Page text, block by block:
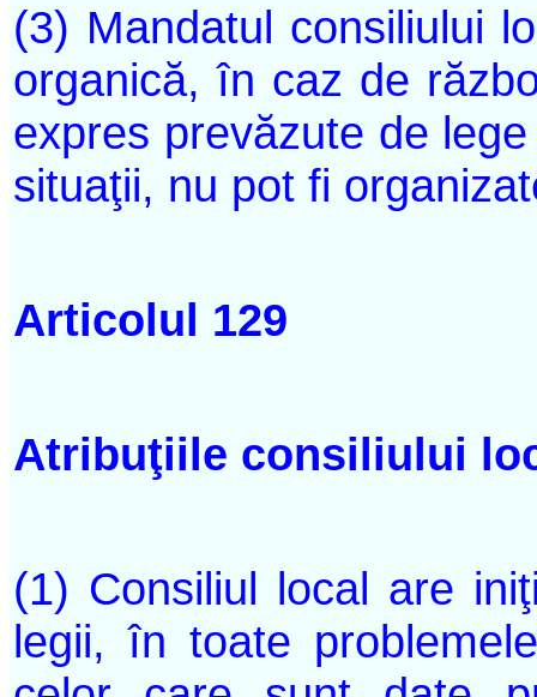
(3) Mandatul consiliului
organică, în caz de
expres prevăzute de
situaţii, nu pot fi
Articolul 129
Atribuţiile consiliului
(1) Consiliul local are
legii, în toate